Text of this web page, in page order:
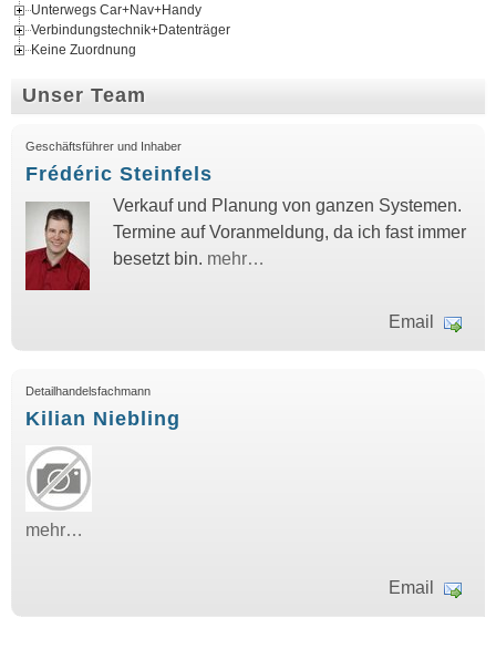
Unterwegs Car+Nav+Handy
Verbindungstechnik+Datenträger
Keine Zuordnung
Unser Team
Geschäftsführer und Inhaber
Frédéric Steinfels
Verkauf und Planung von ganzen Systemen.
Termine auf Voranmeldung, da ich fast immer
besetzt bin. mehr…
Email
Detailhandelsfachmann
Kilian Niebling
mehr…
Email